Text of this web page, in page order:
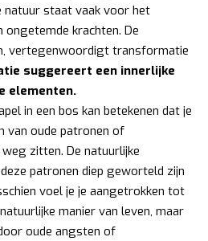
natuur staat vaak voor het
krachten. De
vertegenwoordigt transformatie
suggereert een innerlijke
elementen.
in een bos kan betekenen dat je
oude patronen of
zitten. De natuurlijke
patronen diep geworteld zijn
voel je je aangetrokken tot
manier van leven, maar
oude angsten of